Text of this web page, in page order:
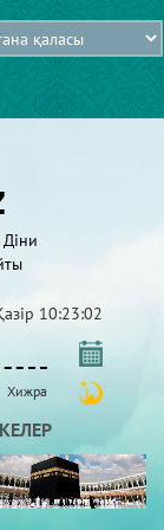
10:23:02
Хижра